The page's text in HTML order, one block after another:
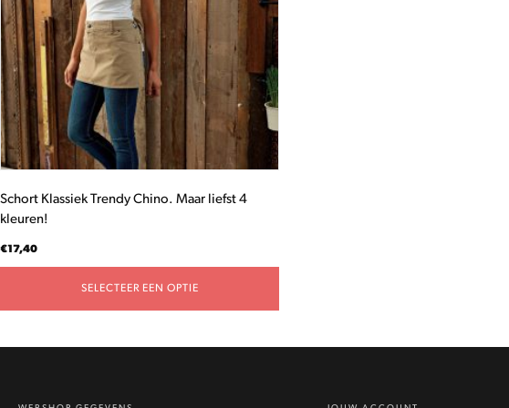
Schort Klassiek Trendy Chino. Maar liefst 4
kleuren!
€17,40
SELECTEER EEN OPTIE
optie
kan
gekozen
worden
de
productpagina